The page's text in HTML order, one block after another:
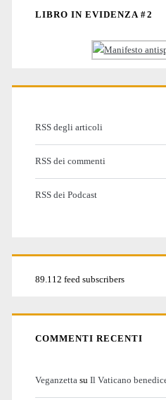
LIBRO IN EVIDENZA #2
RSS degli articoli
RSS dei commenti
RSS dei Podcast
89.112 feed subscribers
COMMENTI RECENTI
Veganzetta su Il Vaticano